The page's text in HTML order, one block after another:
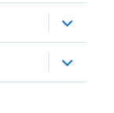
anzeigen
anzeigen